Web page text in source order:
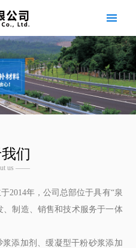
们
us ——
2014年，公司总部位于具有“泉
制造、销售和技术服务于一体
添加剂、缓凝型干粉砂浆添加